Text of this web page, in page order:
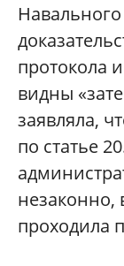
протокола
видны
заявляла,
по статье
незаконно,
проходила